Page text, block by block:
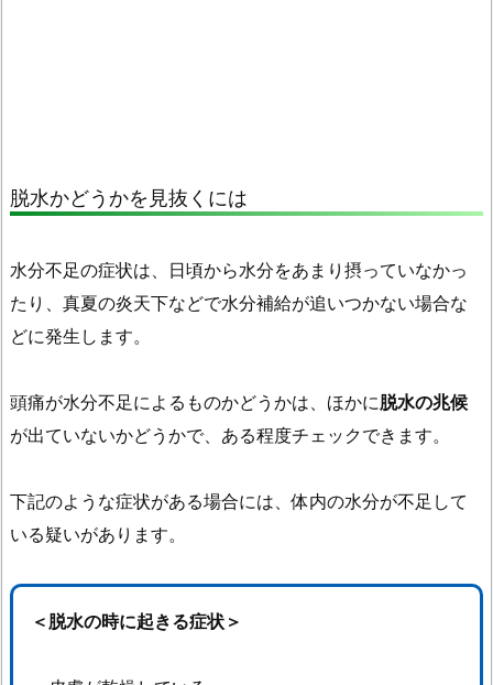
2.
補
給
環
機
整
れ
脱水かどうかを見抜くには
水分不足の症状は、日頃から水分をあまり摂っていなかっ
たり、真夏の炎天下などで水分補給が追いつかない場合な
どに発生します。
頭痛が水分不足によるものかどうかは、ほかに脱水の兆候
が出ていないかどうかで、ある程度チェックできます。
下記のような症状がある場合には、体内の水分が不足して
いる疑いがあります。
＜脱水の時に起きる症状＞